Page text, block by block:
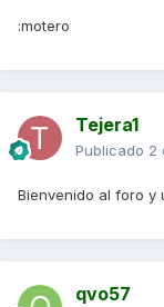
:motero
Tejera1
Publicado 2
Bienvenido al foro y
qvo57